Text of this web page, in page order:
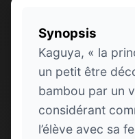
Synopsis
Kaguya, « la
un petit être
bambou par un
considérant
l’élève avec sa